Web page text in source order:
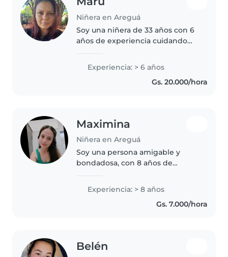
Niñera en Areguá
Soy una niñera de 33 años con 6
años de experiencia cuidando
una persona responsable,
amigable y paciente que
Experiencia: > 6 años
Gs. 20.000/hora
Maximina
Niñera en Areguá
Soy una persona amigable y
bondadosa, con 8 años de
edad preescolar, jardín de
infantes y primaria. Me encanta
dibujar y ayudar con las tareas
Experiencia: > 8 años
Gs. 7.000/hora
Belén